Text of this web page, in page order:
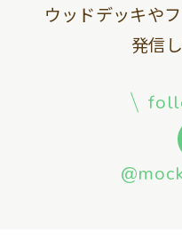
ウッドデッキや
発信